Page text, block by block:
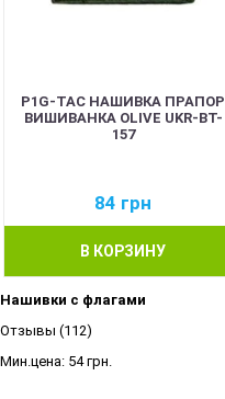
P1G-TAC НАШИВКА ПРАПОР
ВИШИВАНКА OLIVE UKR-BT-
157
84 грн
В КОРЗИНУ
Нашивки с флагами
Отзывы (112)
Мин.цена: 54 грн.